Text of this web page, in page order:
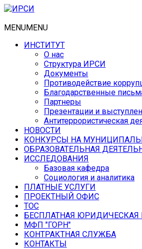
MENUMENU
ИНСТИТУТ
О нас
Структура ИРСИ
Документы
Противодействие
Благодарственные
Партнеры
Презентации и
Антитеррористическая
НОВОСТИ
КОНКУРСЫ НА
ОБРАЗОВАТЕЛЬНАЯ
ИССЛЕДОВАНИЯ
Базовая кафедра
Социология и аналитика
ПЛАТНЫЕ УСЛУГИ
ПРОЕКТНЫЙ ОФИС
ТОС
БЕСПЛАТНАЯ
МФП "ГОРН"
КОНТРАКТНАЯ СЛУЖБА
КОНТАКТЫ